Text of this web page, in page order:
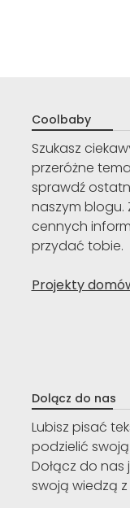
Coolbaby
Szukasz
przeróżne
sprawdź
naszym blogu.
cennych
przydać tobie.
Projekty
Dolącz do nas
Lubisz pisać
podzielić
Dołącz do nas
swoją wiedzą z